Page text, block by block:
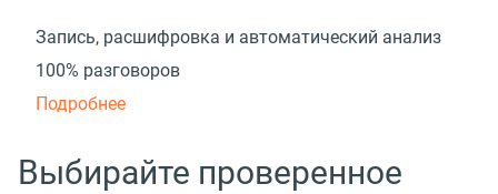
Запись, расшифровка и автоматический анализ
100% разговоров
Подробнее
Выбирайте проверенное